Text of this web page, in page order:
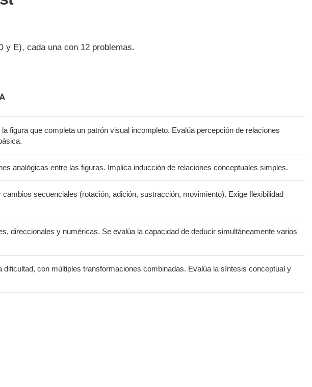
y E), cada una con 12 problemas.
figura que completa un patrón visual incompleto. Evalúa percepción de relaciones
analógicas entre las figuras. Implica inducción de relaciones conceptuales simples.
cambios secuenciales (rotación, adición, sustracción, movimiento). Exige flexibilidad
direccionales y numéricas. Se evalúa la capacidad de deducir simultáneamente varios
dificultad, con múltiples transformaciones combinadas. Evalúa la síntesis conceptual y